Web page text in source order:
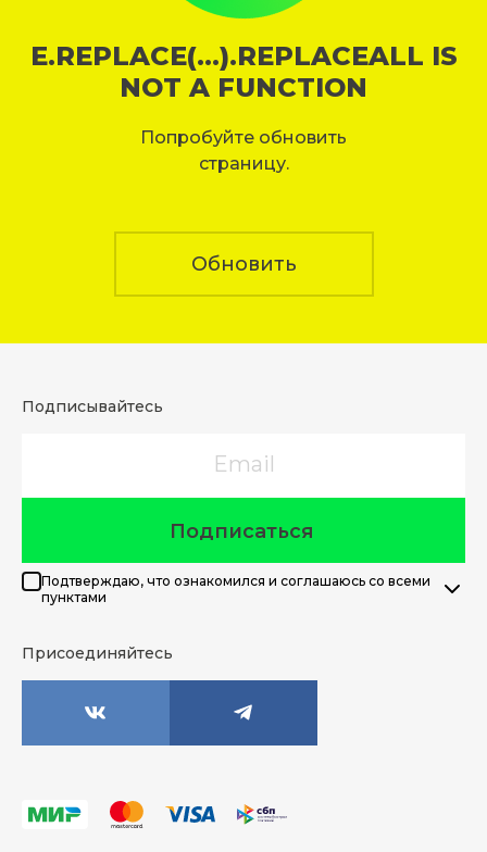
E.REPLACE(...).REPLACEALL IS
NOT A FUNCTION
Попробуйте обновить
страницу.
Обновить
Подписывайтесь
Подписаться
Подтверждаю, что ознакомился и соглашаюсь со всеми
пунктами
Присоединяйтесь